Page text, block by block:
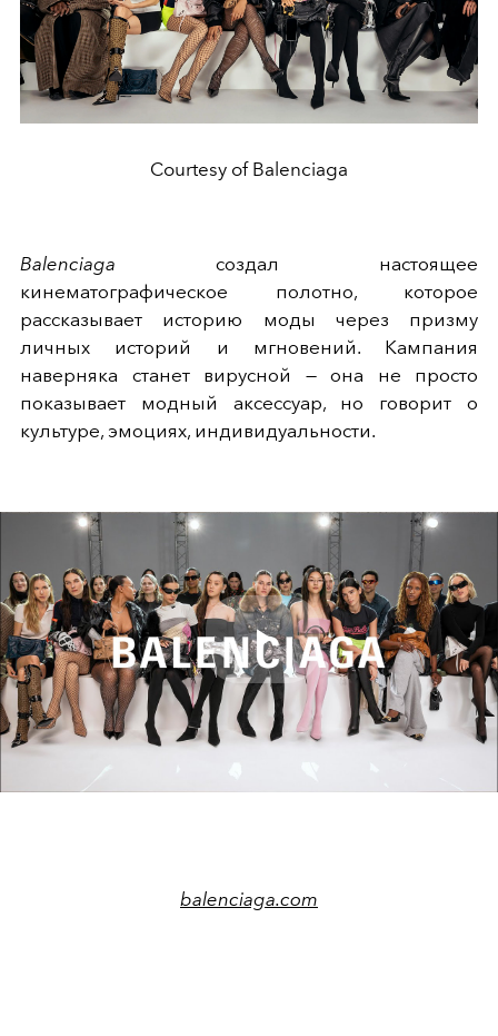
Courtesy of Balenciaga
Balenciaga создал настоящее
кинематографическое полотно, которое
рассказывает историю моды через призму
личных историй и мгновений. Кампания
наверняка станет вирусной — она не просто
показывает модный аксессуар, но говорит о
культуре, эмоциях, индивидуальности.
Play
balenciaga.com